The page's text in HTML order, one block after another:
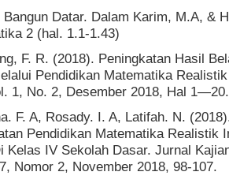
Bangun Datar. Dalam Karim, M.A, &
2 (hal. 1.1-1.43)
F. R. (2018). Peningkatan Hasil
Pendidikan Matematika
1, No. 2, Desember 2018, Hal 1—20.
F. A, Rosady. I. A, Latifah. N.
Pendidikan Matematika Realistik
Kelas IV Sekolah Dasar. Jurnal
Nomor 2, November 2018, 98-107.